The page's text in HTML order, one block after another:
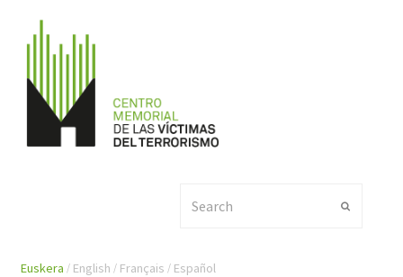
Submit
Euskera English Français Español